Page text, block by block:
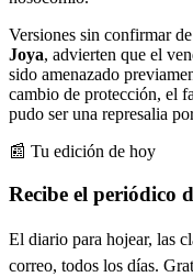
Versiones sin confirmar
Joya, advierten que el
sido amenazado
cambio de protección, el
pudo ser una represalia
📰 Tu edición de hoy
Recibe el periódico
El diario para hojear, las
correo, todos los días.